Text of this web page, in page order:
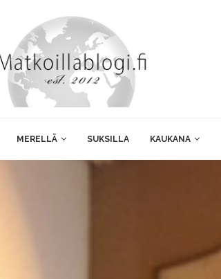
MERELLÄ SUKSILLA KAUKANA